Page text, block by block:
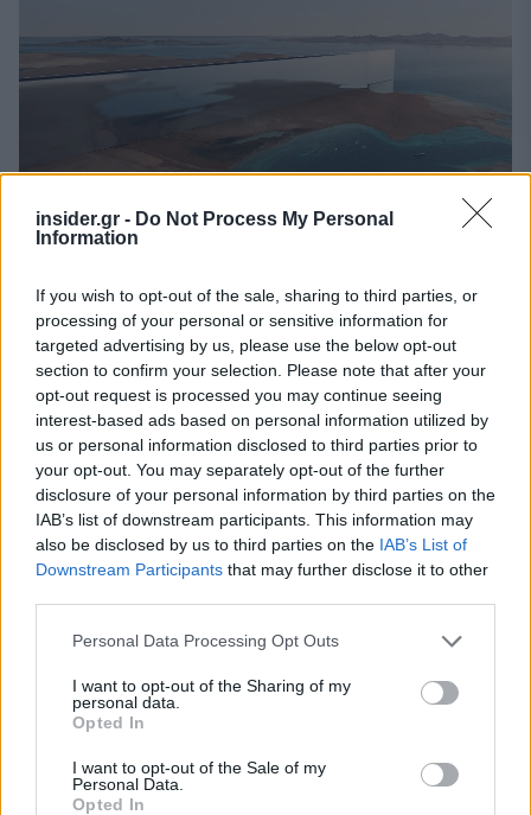
insider.gr - Do Not Process My Personal
Information
If you wish to opt-out of the sale, sharing to third parties, or
processing of your personal or sensitive information for
targeted advertising by us, please use the below opt-out
section to confirm your selection. Please note that after your
opt-out request is processed you may continue seeing
interest-based ads based on personal information utilized by
us or personal information disclosed to third parties prior to
your opt-out. You may separately opt-out of the further
disclosure of your personal information by third parties on the
IAB’s list of downstream participants. This information may
also be disclosed by us to third parties on the IAB’s List of
Downstream Participants that may further disclose it to other
Please note that this website/app uses one or more Google
not limited to your visit or usage behaviour. You may click to
grant or deny consent to Google and its third-party tags to
use your data for below specified purposes in below Google
consent section.
Personal Data Processing Opt Outs
I want to opt-out of the Sharing of my
personal data.
Opted In
I want to opt-out of the Sale of my
Personal Data.
Opted In
τρένα υψηλής ταχύτητας που θα επιτρέπουν στους
επιβάτες τους να διασχίζουν τη γραμμή των 170
χιλιομέτρων σε 20 λεπτά, δέντρα και φυτά, καταστήματα
και υπηρεσίες. Οι κατασκευαστές του έργου έχουν ήδη
υποσχεθεί ότι όλοι οι κάτοικοι έχουν όλες τις απαραίτητες
εγκαταστάσεις μόλις πέντε λεπτά με τα πόδια από τα
σπίτια τους.